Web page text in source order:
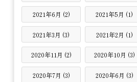
2021年6月 (2) 2021年5月 (1)
2021年3月 (3) 2021年2月 (1)
2020年11月 (2) 2020年10月 (3)
2020年7月 (3) 2020年6月 (3)